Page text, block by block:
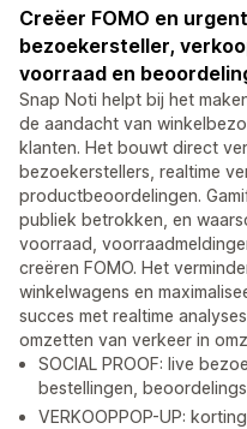
Creëer FOMO en
bezoekersteller,
voorraad en
Snap Noti helpt bij het
de aandacht van
klanten. Het bouwt direct
bezoekerstellers, realtime
productbeoordelingen.
publiek betrokken, en
voorraad,
creëren FOMO. Het
winkelwagens en
succes met realtime
omzetten van verkeer in
SOCIAL PROOF: live
bestellingen,
VERKOOPPOP-UP: